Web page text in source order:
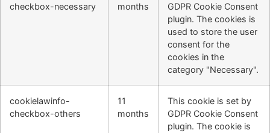
checkbox-necessary
months
GDPR Cookie Consent
plugin. The cookies is
used to store the user
consent for the
cookies in the
category "Necessary".
cookielawinfo-
checkbox-others
11
months
This cookie is set by
GDPR Cookie Consent
plugin. The cookie is